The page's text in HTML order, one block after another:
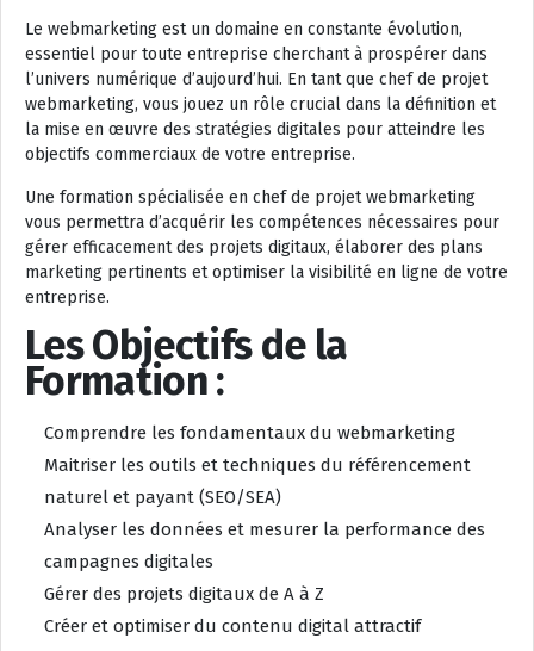
Le webmarketing est un domaine en constante évolution,
essentiel pour toute entreprise cherchant à prospérer dans
l’univers numérique d’aujourd’hui. En tant que chef de projet
webmarketing, vous jouez un rôle crucial dans la définition et
la mise en œuvre des stratégies digitales pour atteindre les
objectifs commerciaux de votre entreprise.
Une formation spécialisée en chef de projet webmarketing
vous permettra d’acquérir les compétences nécessaires pour
gérer efficacement des projets digitaux, élaborer des plans
marketing pertinents et optimiser la visibilité en ligne de votre
entreprise.
Les Objectifs de la
Formation :
Comprendre les fondamentaux du webmarketing
Maitriser les outils et techniques du référencement
naturel et payant (SEO/SEA)
Analyser les données et mesurer la performance des
campagnes digitales
Gérer des projets digitaux de A à Z
Créer et optimiser du contenu digital attractif